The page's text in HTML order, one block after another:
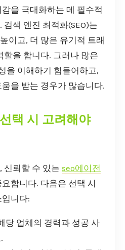
을 극대화하는 데 필수적
색 엔진 최적화(SEO)는
이고, 더 많은 유기적 트래
할을 합니다. 그러나 많은
을 이해하기 힘들어하고,
을 받는 경우가 많습니다.
택 시 고려해야
신뢰할 수 있는 seo에이전
합니다. 다음은 선택 시
니다:
당 업체의 경력과 성공 사